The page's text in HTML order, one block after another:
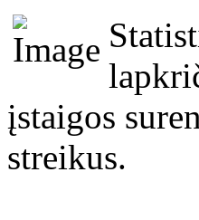
įstaigos
streikus.